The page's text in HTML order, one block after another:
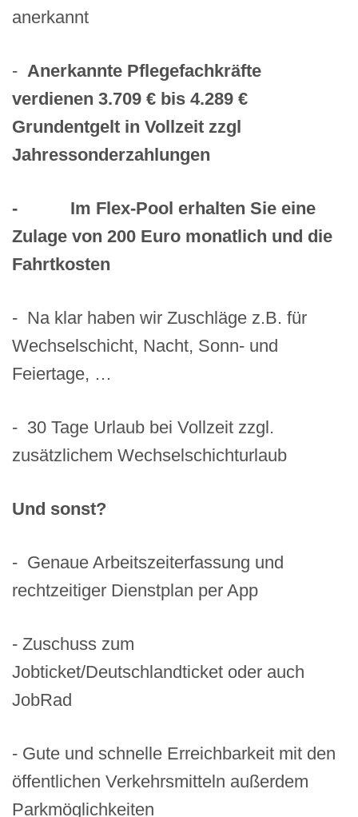
anerkannt
- Anerkannte Pflegefachkräfte
verdienen 3.709 € bis 4.289 €
Grundentgelt in Vollzeit zzgl
Jahressonderzahlungen
- Im Flex-Pool erhalten Sie eine
Zulage von 200 Euro monatlich und die
Fahrtkosten
- Na klar haben wir Zuschläge z.B. für
Wechselschicht, Nacht, Sonn- und
Feiertage, …
- 30 Tage Urlaub bei Vollzeit zzgl.
zusätzlichem Wechselschichturlaub
Und sonst?
- Genaue Arbeitszeiterfassung und
rechtzeitiger Dienstplan per App
- Zuschuss zum
Jobticket/Deutschlandticket oder auch
JobRad
- Gute und schnelle Erreichbarkeit mit den
öffentlichen Verkehrsmitteln außerdem
Parkmöglichkeiten